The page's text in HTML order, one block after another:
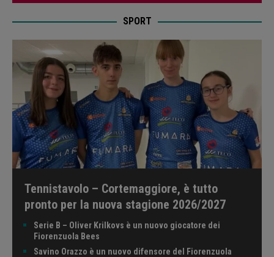
SPORT
Tennistavolo – Cortemaggiore, è tutto
pronto per la nuova stagione 2026/2027
Serie B – Oliver Krilkovs è un nuovo giocatore dei
Fiorenzuola Bees
Savino Orazzo è un nuovo difensore del Fiorenzuola